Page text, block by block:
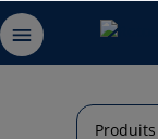
Produits